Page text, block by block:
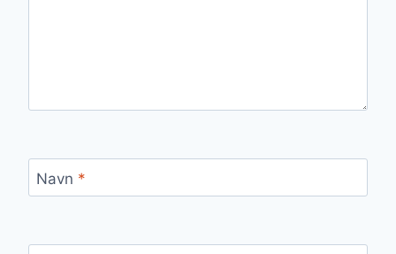
Navn *